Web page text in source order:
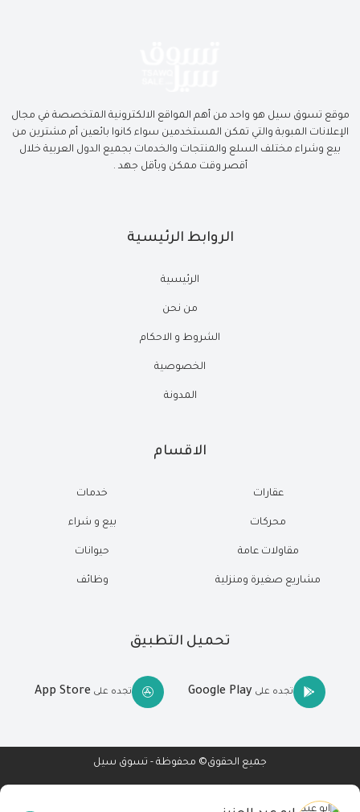
موقع تسوق سيل هو واحد من أهم المواقع الالكترونية المتخصصة في مجال
الإعلانات المبوبة والتي تمكن المستخدمين سواء كانوا بائعين أم مشترين من
بيع وشراء مختلف السلع والمنتجات والخدمات بجميع الدول العربية خلال
أقصر وقت ممكن وبأقل جهد .
الروابط الرئيسية
الرئيسية
من نحن
الشروط و الاحكام
الخصوصية
المدونة
الاقسام
عقارات
محركات
مقاولات عامة
مشاريع صغيرة ومنزلية
خدمات
بيع و شراء
حيوانات
وظائف
تحميل التطبيق
تجده على Google Play تجده على App Store
جميع الحقوق© محفوظة - تسوق سيل